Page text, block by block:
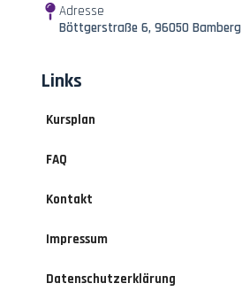
Links
Kursplan
FAQ
Kontakt
Impressum
Datenschutzerklärung
Adresse
Böttgerstraße 6, 96050 Bamberg